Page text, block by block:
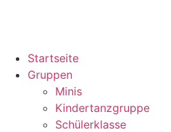
Startseite
Gruppen
Minis
Kindertanzgruppe
Schülerklasse